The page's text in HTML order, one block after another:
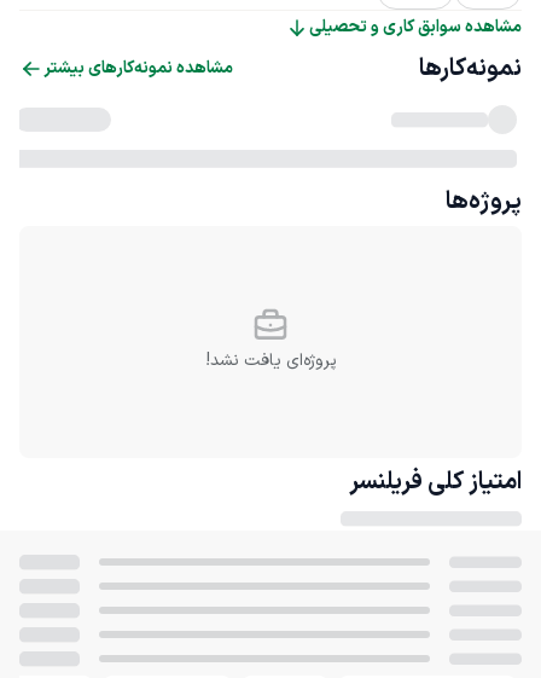
مشاهده سوابق کاری و تحصیلی
نمونه‌کارها مشاهده نمونه‌کارهای بیشتر
پروژه‌ها
پروژه‌ای یافت نشد!
امتیاز کلی فریلنسر